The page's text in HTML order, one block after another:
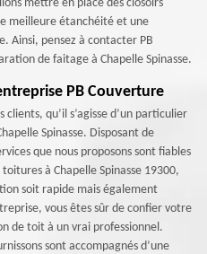
mettre en place des closoirs
meilleure étanchéité et une
Ainsi, pensez à contacter PB
de faitage à Chapelle Spinasse.
PB Couverture
qu’il s’agisse d’un particulier
Spinasse. Disposant de
que nous proposons sont fiables
à Chapelle Spinasse 19300,
soit rapide mais également
vous êtes sûr de confier votre
de toit à un vrai professionnel.
sont accompagnés d’une